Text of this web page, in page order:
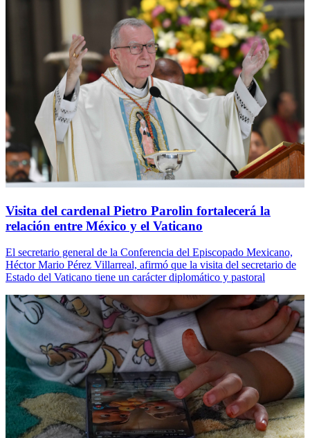
Visita del cardenal Pietro Parolin fortalecerá la
relación entre México y el Vaticano
El secretario general de la Conferencia del Episcopado Mexicano,
Héctor Mario Pérez Villarreal, afirmó que la visita del secretario de
Estado del Vaticano tiene un carácter diplomático y pastoral